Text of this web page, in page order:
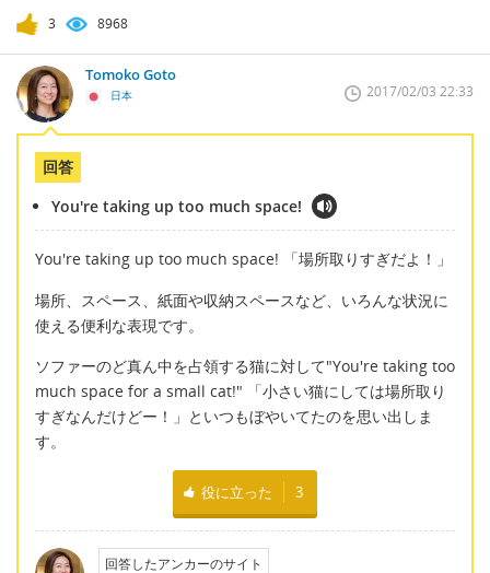
3 8968
Tomoko Goto
日本 2017/02/03 22:33
回答
You're taking up too much space!
You're taking up too much space! 「場所取りすぎだよ！」
場所、スペース、紙面や収納スペースなど、いろんな状況に
使える便利な表現です。
ソファーのど真ん中を占領する猫に対して"You're taking too
much space for a small cat!" 「小さい猫にしては場所取り
すぎなんだけどー！」といつもぼやいてたのを思い出しま
す。
役に立った 3
回答したアンカーのサイト